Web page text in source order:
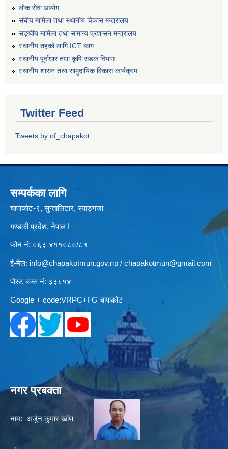
लोक सेवा आयोग
संघीय मामिला तथा स्थानीय विकास मन्त्रालय
सङ्घीय मामिला तथा सामान्य प्रशासन मन्त्रालय
स्थानीय तहको लागि ICT ब्लग
स्थानीय पूर्वाधार तथा कृषि सडक विभाग
स्थानीय शासन तथा सामुदायिक विकास कार्यक्रम
Twitter Feed
Tweets by of_chapakot
सम्पर्कका लागि
चापाकोट-९, सुन्तालिटार, स्याङ्गजा
गण्डकी प्रदेश, नेपाल I
फोन नं: ०६३-४११०८०/८१
ई-मेल: info@chapakotmun.gov.np / chapakotmun@gmail.com
पोस्ट बक्स नं: ३३८१४
Google + code:VRPC+FG चापाकोट
नगर प्रबक्ता
नाम: अर्जुन कुमार खाँण